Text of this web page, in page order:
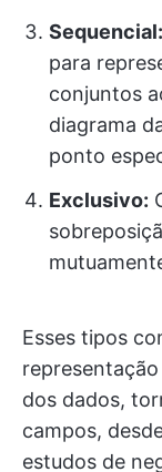
Sequencial:
para
conjuntos
diagrama
ponto
Exclusivo:
Esses tipos
dos dados,
campos,
estudos de